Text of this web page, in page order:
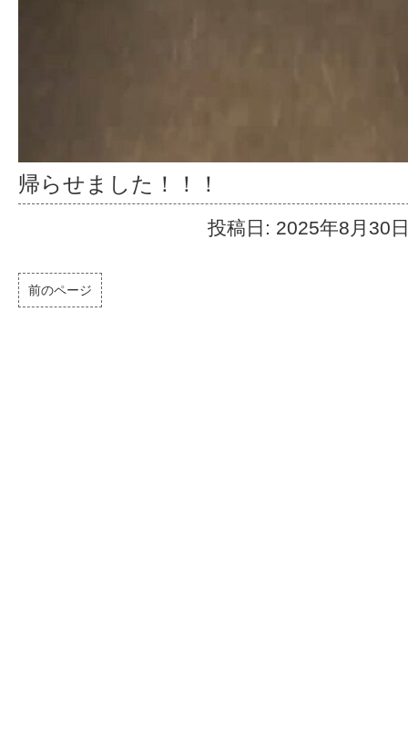
帰らせました！！！
投稿日: 2025年8月30
前のページ